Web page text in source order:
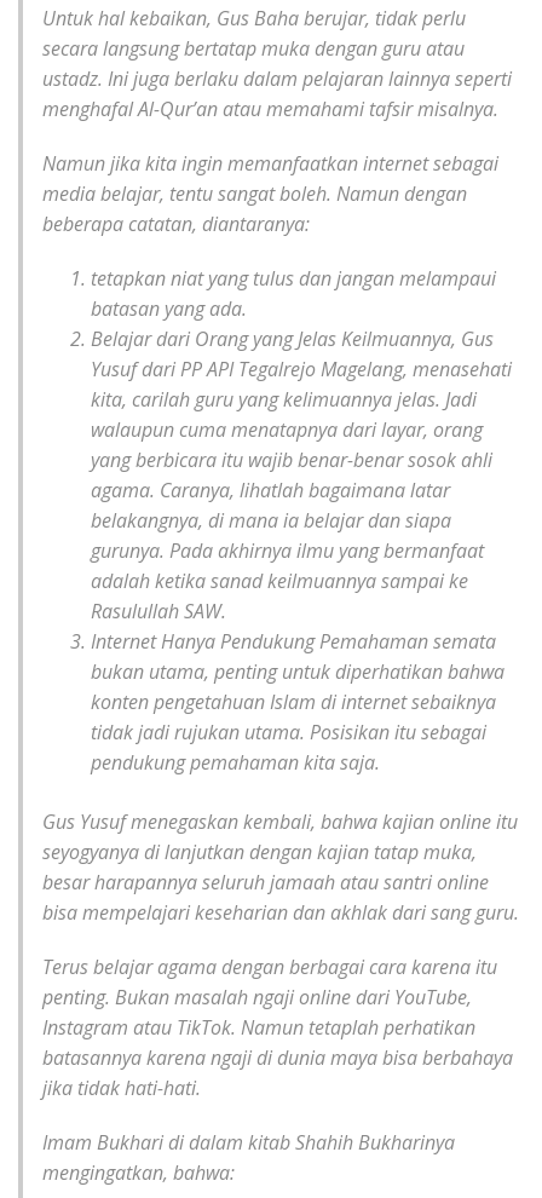
Untuk hal kebaikan, Gus Baha berujar, tidak perlu
secara langsung bertatap muka dengan guru atau
ustadz. Ini juga berlaku dalam pelajaran lainnya seperti
menghafal Al-Qur’an atau memahami tafsir misalnya.
Namun jika kita ingin memanfaatkan internet sebagai
media belajar, tentu sangat boleh. Namun dengan
beberapa catatan, diantaranya:
tetapkan niat yang tulus dan jangan melampaui
batasan yang ada.
Belajar dari Orang yang Jelas Keilmuannya, Gus
Yusuf dari PP API Tegalrejo Magelang, menasehati
kita, carilah guru yang kelimuannya jelas. Jadi
walaupun cuma menatapnya dari layar, orang
yang berbicara itu wajib benar-benar sosok ahli
agama. Caranya, lihatlah bagaimana latar
belakangnya, di mana ia belajar dan siapa
gurunya. Pada akhirnya ilmu yang bermanfaat
adalah ketika sanad keilmuannya sampai ke
Rasulullah SAW.
Internet Hanya Pendukung Pemahaman semata
bukan utama, penting untuk diperhatikan bahwa
konten pengetahuan Islam di internet sebaiknya
tidak jadi rujukan utama. Posisikan itu sebagai
pendukung pemahaman kita saja.
Gus Yusuf menegaskan kembali, bahwa kajian online itu
seyogyanya di lanjutkan dengan kajian tatap muka,
besar harapannya seluruh jamaah atau santri online
bisa mempelajari keseharian dan akhlak dari sang guru.
Terus belajar agama dengan berbagai cara karena itu
penting. Bukan masalah ngaji online dari YouTube,
Instagram atau TikTok. Namun tetaplah perhatikan
batasannya karena ngaji di dunia maya bisa berbahaya
jika tidak hati-hati.
Imam Bukhari di dalam kitab Shahih Bukharinya
mengingatkan, bahwa: